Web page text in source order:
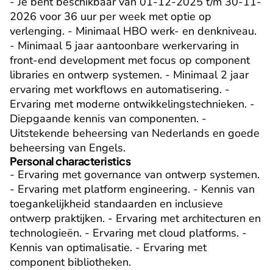
2026 voor 36 uur per week met optie op
verlenging. - Minimaal HBO werk- en denkniveau.
- Minimaal 5 jaar aantoonbare werkervaring in
front-end development met focus op component
libraries en ontwerp systemen. - Minimaal 2 jaar
ervaring met workflows en automatisering. -
Ervaring met moderne ontwikkelingstechnieken. -
Diepgaande kennis van componenten. -
Uitstekende beheersing van Nederlands en goede
beheersing van Engels.
Personal characteristics
- Ervaring met governance van ontwerp systemen.
- Ervaring met platform engineering. - Kennis van
toegankelijkheid standaarden en inclusieve
ontwerp praktijken. - Ervaring met architecturen en
technologieën. - Ervaring met cloud platforms. -
Kennis van optimalisatie. - Ervaring met
component bibliotheken.